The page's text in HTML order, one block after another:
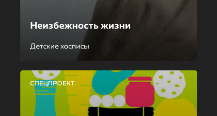
Неизбежность жизни
Детские хосписы
СПЕЦПРОЕКТ